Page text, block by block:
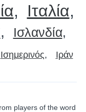
Ιταλία
Ισλανδία
Ισημερινός Ιράν
players of the word